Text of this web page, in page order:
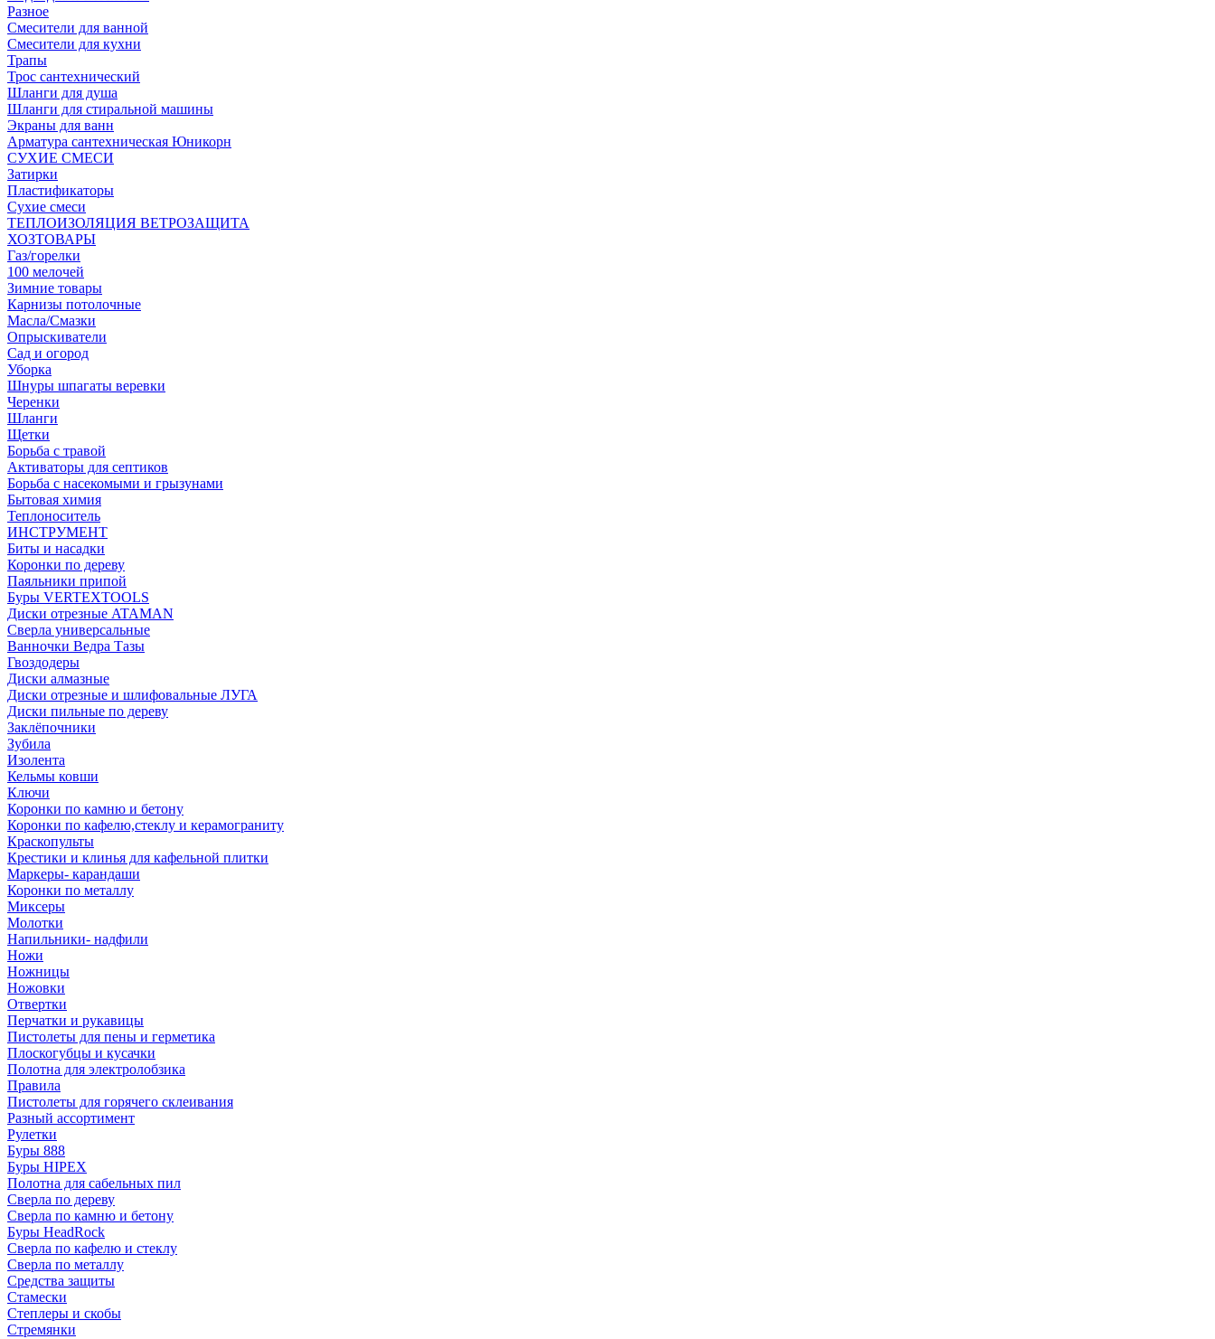
Разное
Смесители для ванной
Смесители для кухни
Трапы
Трос сантехнический
Шланги для душа
Шланги для стиральной машины
Экраны для ванн
Арматура сантехническая Юникорн
СУХИЕ СМЕСИ
Затирки
Пластификаторы
Сухие смеси
ТЕПЛОИЗОЛЯЦИЯ ВЕТРОЗАЩИТА
ХОЗТОВАРЫ
Газ/горелки
100 мелочей
Зимние товары
Карнизы потолочные
Масла/Смазки
Опрыскиватели
Сад и огород
Уборка
Шнуры шпагаты веревки
Черенки
Шланги
Щетки
Борьба с травой
Активаторы для септиков
Борьба с насекомыми и грызунами
Бытовая химия
Теплоноситель
ИНСТРУМЕНТ
Биты и насадки
Коронки по дереву
Паяльники припой
Буры VERTEXTOOLS
Диски отрезные ATAMAN
Сверла универсальные
Ванночки Ведра Тазы
Гвоздодеры
Диски алмазные
Диски отрезные и шлифовальные ЛУГА
Диски пильные по дереву
Заклёпочники
Зубила
Изолента
Кельмы ковши
Ключи
Коронки по камню и бетону
Коронки по кафелю,стеклу и керамограниту
Краскопульты
Крестики и клинья для кафельной плитки
Маркеры- карандаши
Коронки по металлу
Миксеры
Молотки
Напильники- надфили
Ножи
Ножницы
Ножовки
Отвертки
Перчатки и рукавицы
Пистолеты для пены и герметика
Плоскогубцы и кусачки
Полотна для электролобзика
Правила
Пистолеты для горячего склеивания
Разный ассортимент
Рулетки
Буры 888
Буры HIPEX
Полотна для сабельных пил
Сверла по дереву
Сверла по камню и бетону
Буры HeadRock
Сверла по кафелю и стеклу
Сверла по металлу
Средства защиты
Стамески
Степлеры и скобы
Стремянки